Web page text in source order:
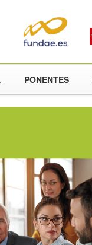
PONENTES